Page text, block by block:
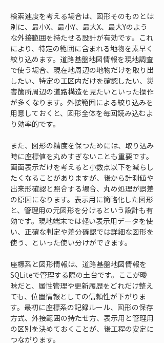
検索速度を考える場合は、図形そのものとは
別に、最小X、最小Y、最大X、最大Yのよう
な外接範囲を持たせる設計が有効です。これ
により、特定の範囲に含まれる地物を素早く
絞り込めます。道路基盤地図情報を現地調査
で使う場合、現在地周辺の地物だけを取り出
したい、特定の工区内だけを確認したい、災
害箇所周辺の道路構造を見たいといった操作
が多くなります。外接範囲による絞り込みを
用意しておくと、図形全体を毎回読み込むよ
り効率的です。
また、図形の精度を保つためには、取り込み
時に座標値を丸めすぎないことも重要です。
画面表示だけを考えると小数点以下を減らし
たくなることがありますが、後から計測値や
出来形確認と照合する場合、丸め処理が誤差
の原因になります。表示用に簡略化した図形
と、管理用の元図形を分けるという設計も有
効です。現地端末では軽い表示用データを使
い、正確な判定や差分確認では詳細な図形を
使う、といった使い分けができます。
座標系と図形情報は、道路基盤地図情報を
SQLiteで管理する際の土台です。ここが曖
昧だと、属性管理や更新履歴をどれだけ整え
ても、位置情報としての信頼性が下がりま
す。最初に座標系の記録ルール、図形の保存
方式、外接範囲の持たせ方、表示用と管理用
の区別を決めておくことが、後工程の安定に
つながります。